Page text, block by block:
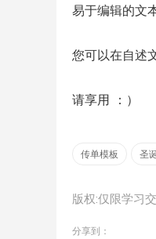
易于编辑的文
您可以在自述
请享用 ：）
传单模板 圣
版权:仅限学习
分享到：